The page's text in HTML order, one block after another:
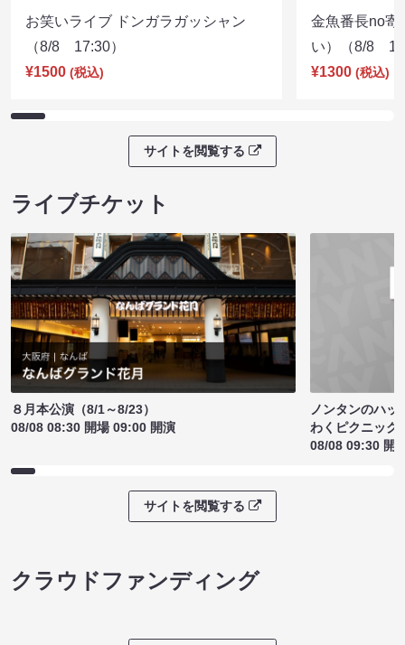
お笑いライブ ドンガラガッシャン
（8/8 17:30）
¥1500 (税込)
金魚番長no寄
い）（8/8
¥1300 (税込)
サイトを閲覧する
ライブチケット
８月本公演（8/1～8/23）
08/08 08:30 開場 09:00 開演
ノンタンのハッ
わくピクニック
08/08 09:30 開
サイトを閲覧する
クラウドファンディング